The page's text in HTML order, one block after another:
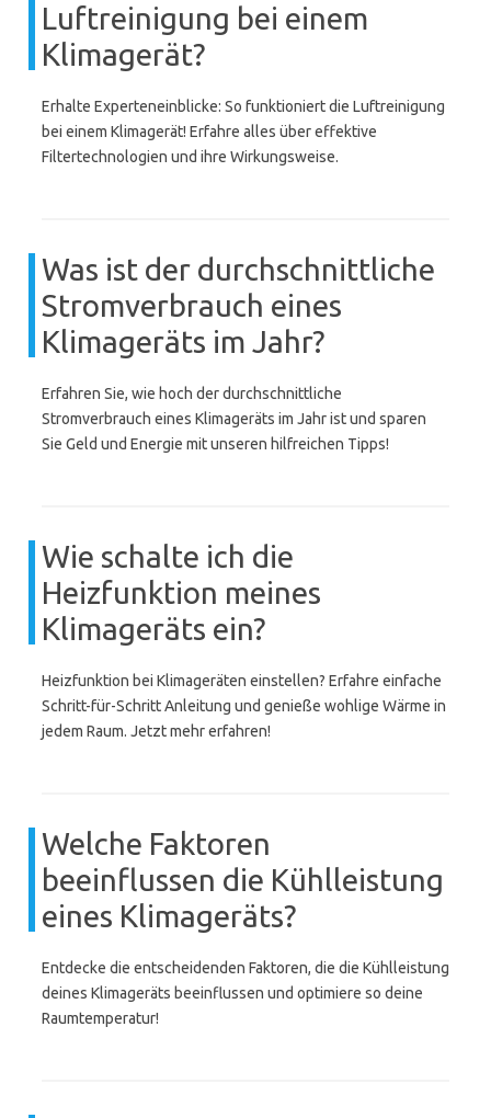
Luftreinigung bei einem
Klimagerät?
Erhalte Experteneinblicke: So funktioniert die Luftreinigung
bei einem Klimagerät! Erfahre alles über effektive
Filtertechnologien und ihre Wirkungsweise.
Was ist der durchschnittliche
Stromverbrauch eines
Klimageräts im Jahr?
Erfahren Sie, wie hoch der durchschnittliche
Stromverbrauch eines Klimageräts im Jahr ist und sparen
Sie Geld und Energie mit unseren hilfreichen Tipps!
Wie schalte ich die
Heizfunktion meines
Klimageräts ein?
Heizfunktion bei Klimageräten einstellen? Erfahre einfache
Schritt-für-Schritt Anleitung und genieße wohlige Wärme in
jedem Raum. Jetzt mehr erfahren!
Welche Faktoren
beeinflussen die Kühlleistung
eines Klimageräts?
Entdecke die entscheidenden Faktoren, die die Kühlleistung
deines Klimageräts beeinflussen und optimiere so deine
Raumtemperatur!